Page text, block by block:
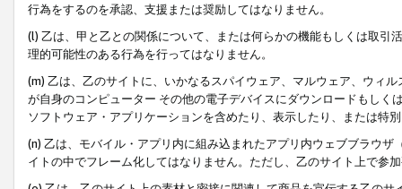
行為をするのを承認、支援または奨励してはなりません。
(l) 乙は、甲と乙との関係について、または何らかの機能もしくは取
理的可能性のある行為を行ってはなりません。
(m) 乙は、乙のサイトに、いかなるスパイウェア、マルウェア、ウィ
が自身のコンピューター その他の電子デバイスにダウンロードもし
ソフトウェア・アプリケーションを含めたり、表示したり、または特
(n) 乙は、モバイル・アプリ内に組み込まれたアプリ内ウェブブラウ
イトの中でフレーム化してはなりません。ただし、乙のサイト上で参